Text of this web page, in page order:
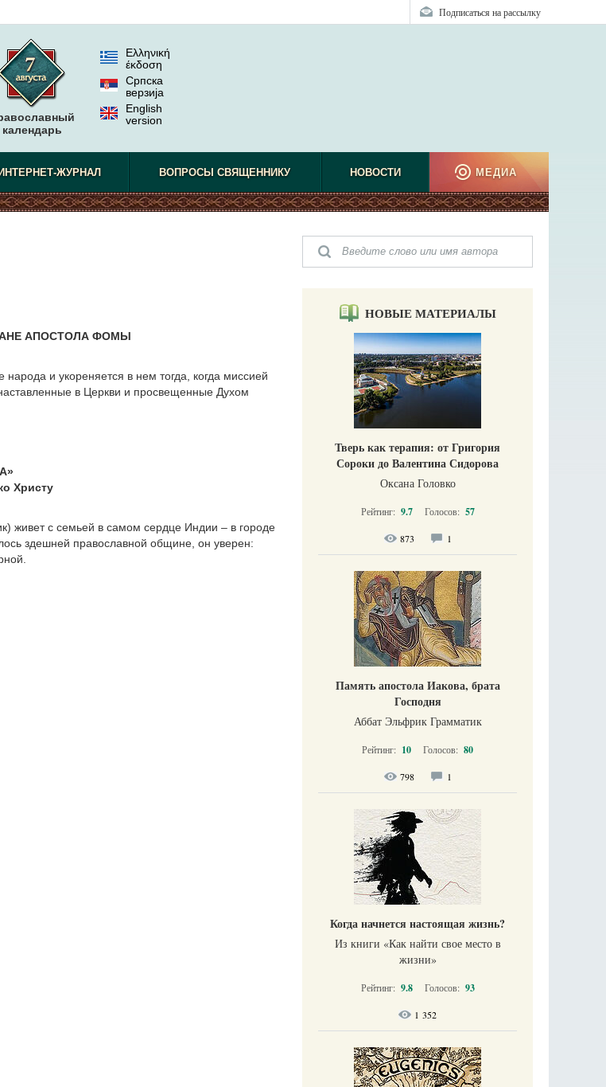
Подписаться на рассылку
календарь
Ελληνική
έκδοση
Српска
верзиjа
English
version
ИНТЕРНЕТ-ЖУРНАЛ ВОПРОСЫ СВЯЩЕННИКУ НОВОСТИ МЕДИА
АПОСТОЛА ФОМЫ
и укореняется в нем тогда, когда миссией
в Церкви и просвещенные Духом
Христу
живет с семьей в самом сердце Индии – в городе
здешней православной общине, он уверен:
НОВЫЕ МАТЕРИАЛЫ
Тверь как терапия: от Григория
Сороки до Валентина Сидорова
Оксана Головко
Рейтинг: 9.7 Голосов: 57
873 1
Память апостола Иакова, брата
Господня
Аббат Эльфрик Грамматик
Рейтинг: 10 Голосов: 80
798 1
Когда начнется настоящая жизнь?
Из книги «Как найти свое место в
жизни​»
Рейтинг: 9.8 Голосов: 93
1 352